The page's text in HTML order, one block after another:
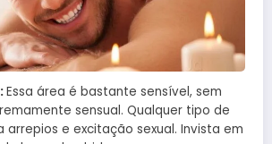
Essa área é bastante sensível, sem
sensual. Qualquer tipo de
arrepios e excitação sexual. Invista em